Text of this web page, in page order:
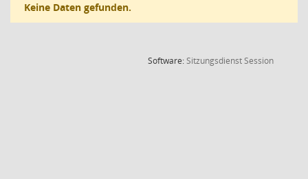
Keine Daten gefunden.
Software:SitzungsdienstSession(Wird in